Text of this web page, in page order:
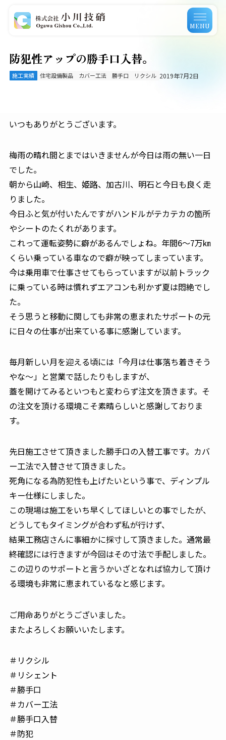
MENU
防犯性アップの勝手口入替。
施工実績 住宅設備製品 カバー工法 勝手口 リクシル 2019年7月2日
いつもありがとうございます。
梅雨の晴れ間とまではいきませんが今日は雨の無い一日
でした。
朝から山崎、相生、姫路、加古川、明石と今日も良く走
りました。
今日ふと気が付いたんですがハンドルがテカテカの箇所
やシートのたくれがあります。
これって運転姿勢に癖があるんでしょね。年間6～7万㎞
くらい乗っている車なので癖が映ってしまっています。
今は乗用車で仕事させてもらっていますが以前トラック
に乗っている時は慣れずエアコンも利かず夏は悶絶でし
た。
そう思うと移動に関しても非常の恵まれたサポートの元
に日々の仕事が出来ている事に感謝しています。
毎月新しい月を迎える頃には「今月は仕事落ち着きそう
やな～」と営業で話したりもしますが、
蓋を開けてみるといつもと変わらず注文を頂きます。そ
の注文を頂ける環境こそ素晴らしいと感謝しておりま
す。
先日施工させて頂きました勝手口の入替工事です。カバ
ー工法で入替させて頂きました。
死角になる為防犯性も上げたいという事で、ディンプル
キー仕様にしました。
この現場は施工をいち早くしてほしいとの事でしたが、
どうしてもタイミングが合わず私が行けず、
結果工務店さんに事細かに採寸して頂きました。通常最
終確認には行きますが今回はその寸法で手配しました。
この辺りのサポートと言うかいざとなれば協力して頂け
る環境も非常に恵まれているなと感じます。
ご用命ありがとうございました。
またよろしくお願いいたします。
＃リクシル
＃リシェント
＃勝手口
＃カバー工法
＃勝手口入替
＃防犯